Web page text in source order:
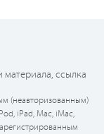
ссылка
(неавторизованным)
iPad, Mac, iMac,